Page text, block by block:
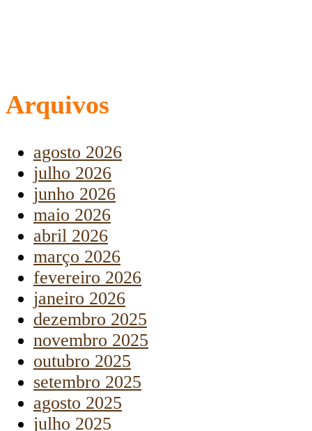
Arquivos
agosto 2026
julho 2026
junho 2026
maio 2026
abril 2026
março 2026
fevereiro 2026
janeiro 2026
dezembro 2025
novembro 2025
outubro 2025
setembro 2025
agosto 2025
julho 2025